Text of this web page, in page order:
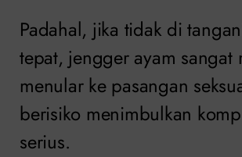
Padahal, jika tidak di
tepat, jengger ayam sangat
menular ke pasangan
berisiko menimbulkan
serius.